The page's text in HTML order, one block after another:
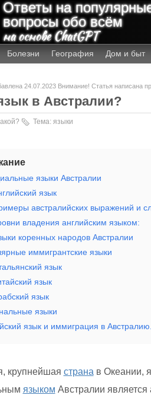
Ответы на
вопросы обо всём
на основе ChatGPT
Болезни География Дом и быт
24.07.2023 Внимание! Статья написана
в Австралии?
Тема: языки
языки Австралии
язык
австралийских выражений и
владения английским языком:
коренных народов Австралии
иммигрантские языки
язык
язык
язык
языки
язык и иммиграция в
крупнейшая страна в Океании,
языком Австралии является